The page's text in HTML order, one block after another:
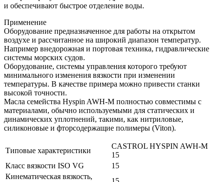
и обеспечивают быстрое отделение воды.
Применение
Оборудование предназначенное для работы на открытом
воздухе и рассчитанное на широкий диапазон температур.
Например внедорожная и портовая техника, гидравлические
системы морских судов.
Оборудование, системы управления которого требуют
минимального изменения вязкости при изменении
температуры. В качестве примера можно привести станки
высокой точности.
Масла семейства Hyspin AWH-M полностью совместимы с
материалами, обычно используемыми для статических и
динамических уплотнений, такими, как нитриловые,
силиконовые и фторсодержащие полимеры (Viton).
Типовые характеристики
CASTROL HYSPIN AWH-M
15
Класс вязкости ISO VG
15
Кинематическая вязкость,